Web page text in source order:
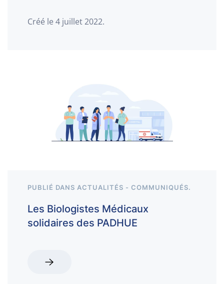
Créé le 4 juillet 2022.
PUBLIÉ DANS ACTUALITÉS - COMMUNIQUÉS.
Les Biologistes Médicaux
solidaires des PADHUE